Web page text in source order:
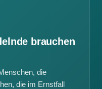
brauchen
die
die im Ernstfall